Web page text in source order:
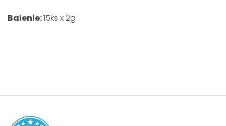
Balenie:15ks x 2g